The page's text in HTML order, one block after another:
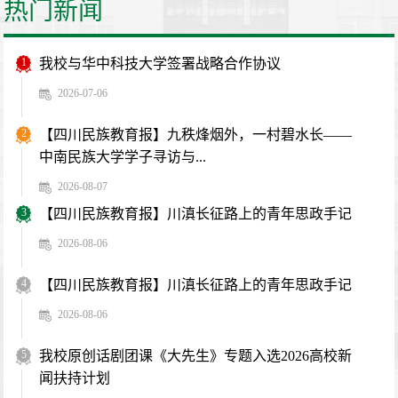
热门新闻
1 我校与华中科技大学签署战略合作协议
2026-07-06
2
【四川民族教育报】九秩烽烟外，一村碧水长——
中南民族大学学子寻访与...
2026-08-07
3 【四川民族教育报】川滇长征路上的青年思政手记
2026-08-06
4 【四川民族教育报】川滇长征路上的青年思政手记
2026-08-06
5
我校原创话剧团课《大先生》专题入选2026高校新
闻扶持计划